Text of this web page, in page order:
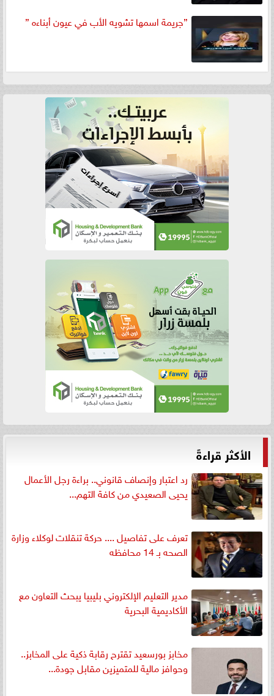
”جريمة اسمها تشويه الأب في عيون أبناءه ”
الأكثر قراءةً
رد اعتبار وإنصاف قانوني.. براءة رجل الأعمال
يحيى الصعيدي من كافة التهم...
تعرف على تفاصيل .... حركة تنقلات لوكلاء وزارة
الصحه بـ 14 محافظه
مدير التعليم الإلكتروني بليبيا يبحث التعاون مع
الأكاديمية البحرية
مخابز بورسعيد تقترح رقابة ذكية على المخابز..
وحوافز مالية للمتميزين مقابل جودة...